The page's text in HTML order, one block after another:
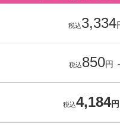
税込3,334
税込850円
税込4,184円